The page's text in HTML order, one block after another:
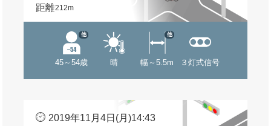
距離212m
45～54歳
他
晴 幅～5.5m
他
３灯式信号
2019年11月4日(月)14:43